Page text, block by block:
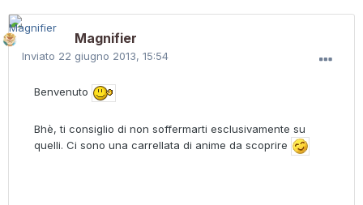
Magnifier
Inviato 22 giugno 2013, 15:54
Benvenuto
Bhè, ti consiglio di non soffermarti esclusivamente su
quelli. Ci sono una carrellata di anime da scoprire